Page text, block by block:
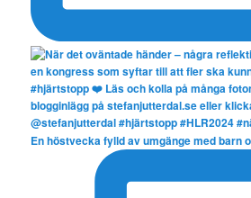
En höstvecka fylld av umgänge med barn